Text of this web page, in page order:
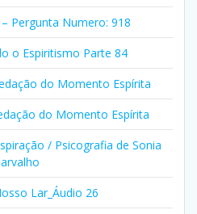
Pergunta Numero: 918
o Espiritismo Parte 84
do Momento Espírita
do Momento Espírita
/ Psicografia de Sonia
Lar_Áudio 26